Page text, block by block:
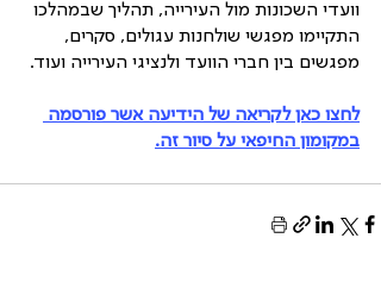
וועדי השכונות מול העירייה, תהליך שבמהלכו
התקיימו מפגשי שולחנות עגולים, סקרים,
מפגשים בין חברי הוועד ולנציגי העירייה ועוד.
לחצו כאן לקריאה של הידיעה אשר פורסמה
במקומון החיפאי על סיור זה.